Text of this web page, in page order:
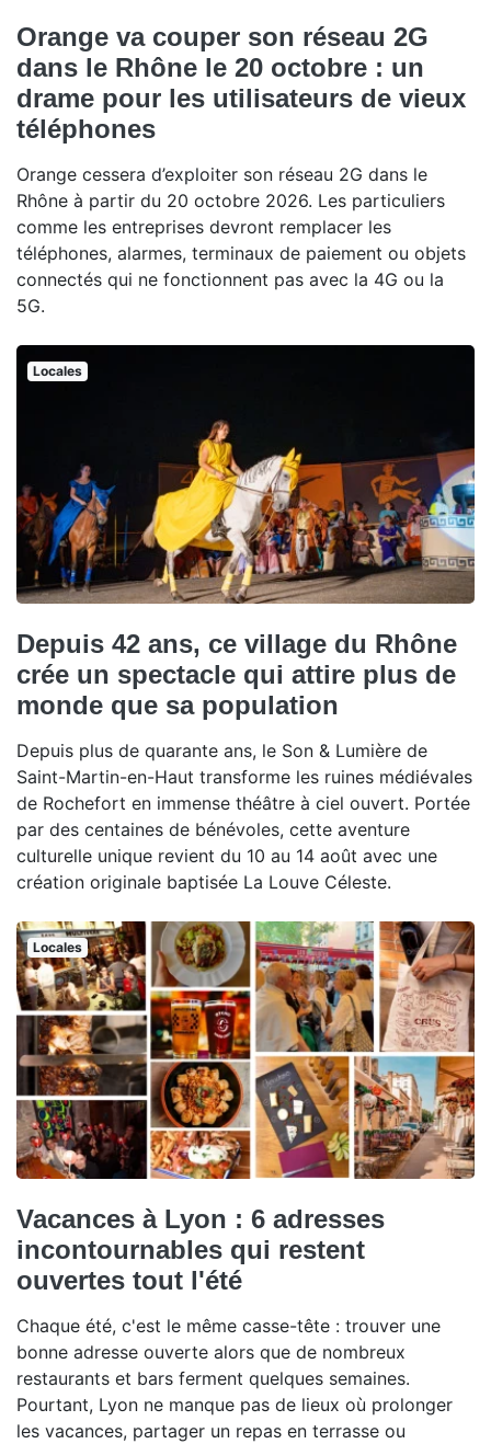
Orange va couper son réseau 2G
dans le Rhône le 20 octobre : un
drame pour les utilisateurs de vieux
téléphones
Orange cessera d’exploiter son réseau 2G dans le
Rhône à partir du 20 octobre 2026. Les particuliers
comme les entreprises devront remplacer les
téléphones, alarmes, terminaux de paiement ou objets
connectés qui ne fonctionnent pas avec la 4G ou la
5G.
Locales
Depuis 42 ans, ce village du Rhône
crée un spectacle qui attire plus de
monde que sa population
Depuis plus de quarante ans, le Son & Lumière de
Saint-Martin-en-Haut transforme les ruines médiévales
de Rochefort en immense théâtre à ciel ouvert. Portée
par des centaines de bénévoles, cette aventure
culturelle unique revient du 10 au 14 août avec une
création originale baptisée La Louve Céleste.
Locales
Vacances à Lyon : 6 adresses
incontournables qui restent
ouvertes tout l'été
Chaque été, c'est le même casse-tête : trouver une
bonne adresse ouverte alors que de nombreux
restaurants et bars ferment quelques semaines.
Pourtant, Lyon ne manque pas de lieux où prolonger
les vacances, partager un repas en terrasse ou